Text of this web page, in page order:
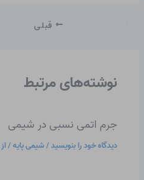
قبلی
نوشته‌های مرتبط
جرم اتمی نسبی در شیمی
دیدگاه‌ خود را بنویسید/شیمی پایه/ از